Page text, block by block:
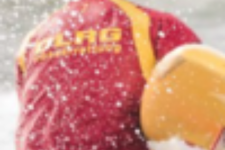
seit 1913 im Einsatz fürs
Leben
Gemeinsam stark
in der
Wasserrettung